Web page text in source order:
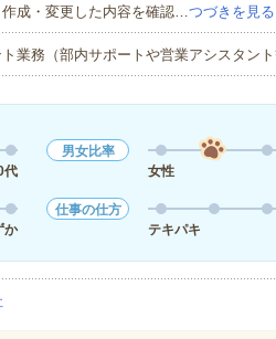
成・変更した内容を確認…つづきを見る
業務（部内サポートや営業アシスタン
代
男女比率
女性
か
仕事の仕方
テキパキ